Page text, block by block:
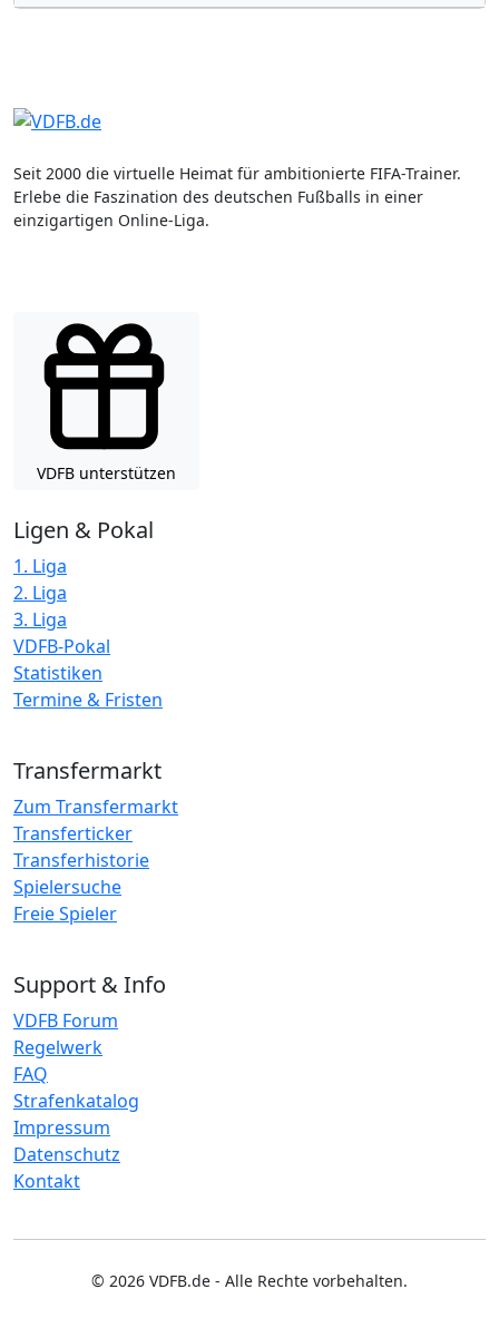
Seit 2000 die virtuelle Heimat für ambitionierte FIFA-Trainer.
Erlebe die Faszination des deutschen Fußballs in einer
einzigartigen Online-Liga.
VDFB unterstützen
Ligen & Pokal
1. Liga
2. Liga
3. Liga
VDFB-Pokal
Statistiken
Termine & Fristen
Transfermarkt
Zum Transfermarkt
Transferticker
Transferhistorie
Spielersuche
Freie Spieler
Support & Info
VDFB Forum
Regelwerk
FAQ
Strafenkatalog
Impressum
Datenschutz
Kontakt
© 2026 VDFB.de - Alle Rechte vorbehalten.